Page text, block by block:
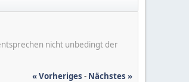
nicht unbedingt der
« Vorheriges - Nächstes »